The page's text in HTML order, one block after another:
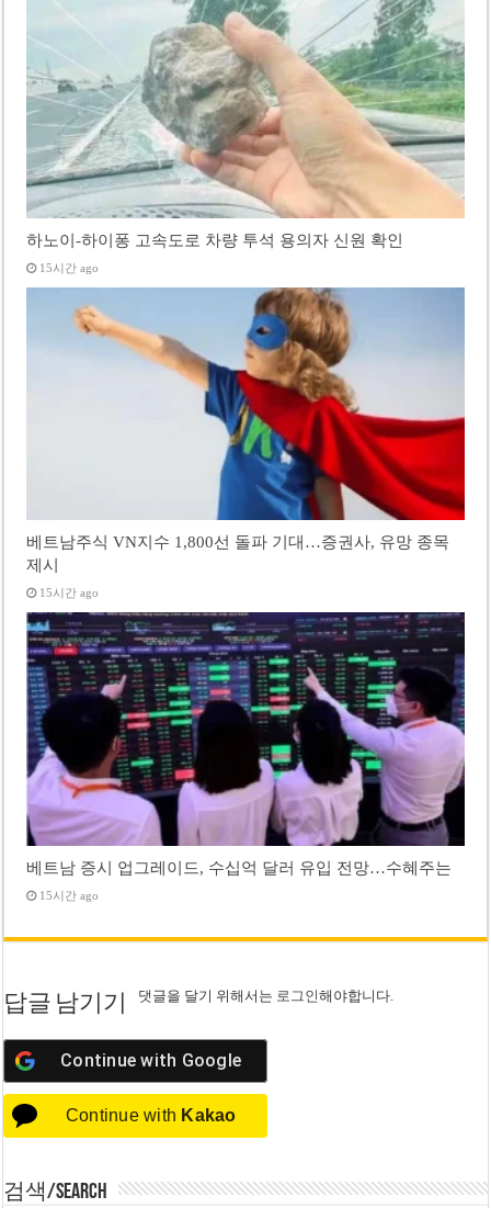
하노이-하이퐁 고속도로 차량 투석 용의자 신원 확인
15시간 ago
베트남주식 VN지수 1,800선 돌파 기대…증권사, 유망 종목
제시
15시간 ago
베트남 증시 업그레이드, 수십억 달러 유입 전망…수혜주는
15시간 ago
답글 남기기 댓글을 달기 위해서는 로그인해야합니다.
Continue with Google
Continue with Kakao
검색/Search